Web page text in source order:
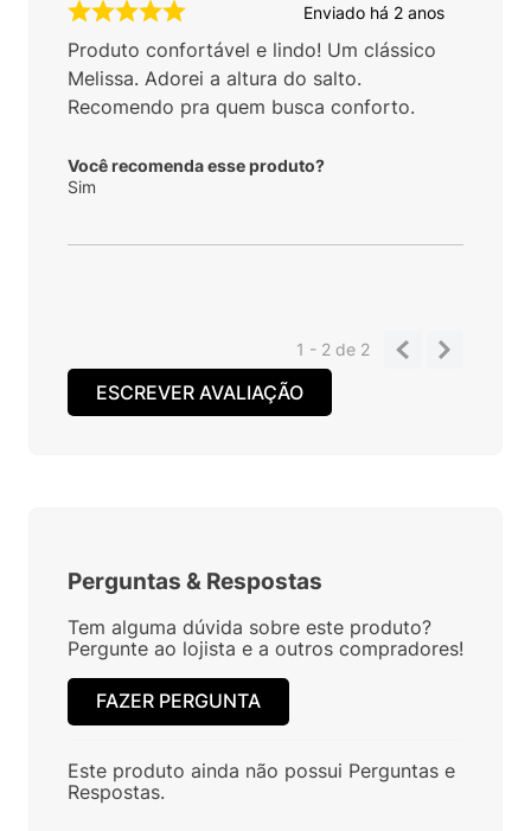
Enviado há 2 anos
Produto confortável e lindo! Um clássico
Melissa. Adorei a altura do salto.
Recomendo pra quem busca conforto.
Você recomenda esse produto?
Sim
1 - 2de 2
ESCREVER AVALIAÇÃO
Perguntas & Respostas
Tem alguma dúvida sobre este produto?
Pergunte ao lojista e a outros compradores!
FAZER PERGUNTA
Este produto ainda não possui Perguntas e
Respostas.